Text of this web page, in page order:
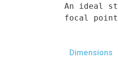
An ideal
Dimensions